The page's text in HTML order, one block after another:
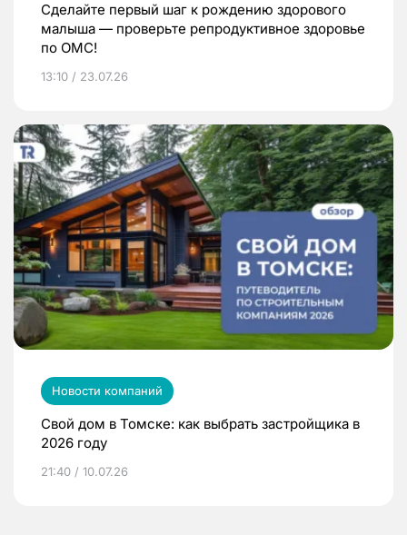
Сделайте первый шаг к рождению здорового
малыша — проверьте репродуктивное здоровье
по ОМС!
13:10 / 23.07.26
Новости компаний
Свой дом в Томске: как выбрать застройщика в
2026 году
21:40 / 10.07.26